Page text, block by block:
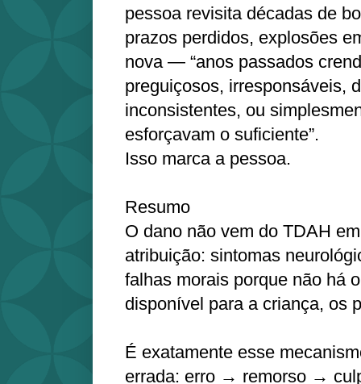
pessoa revisita décadas de
prazos perdidos, explosões
nova — “anos passados
preguiçosos, irresponsáveis,
inconsistentes, ou
esforçavam o suficiente”.
Isso marca a pessoa.
Resumo
O dano não vem do TDAH
atribuição: sintomas
falhas morais porque não há
disponível para a criança, os
É exatamente esse
errada: erro → remorso →